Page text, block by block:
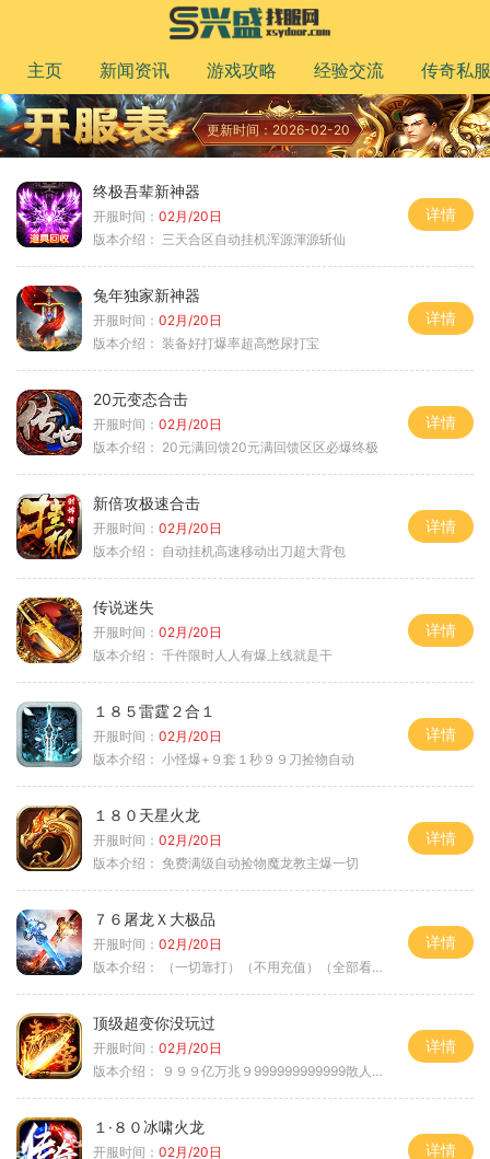
主页 新闻资讯 游戏攻略 经验交流 传奇私服
更新时间：2026-02-20
终极吾辈新神器
开服时间： 02月/20日
版本介绍： 三天合区自动挂机浑源渾源斩仙
详情
兔年独家新神器
开服时间： 02月/20日
版本介绍： 装备好打爆率超高憋尿打宝
详情
20元变态合击
开服时间： 02月/20日
版本介绍： 20元满回馈20元满回馈区区必爆终极
详情
新倍攻极速合击
开服时间： 02月/20日
版本介绍： 自动挂机高速移动出刀超大背包
详情
传说迷失
开服时间： 02月/20日
版本介绍： 千件限时人人有爆上线就是干
详情
１８５雷霆２合１
开服时间： 02月/20日
版本介绍： 小怪爆+９套１秒９９刀捡物自动
详情
１８０天星火龙
开服时间： 02月/20日
版本介绍： 免费满级自动捡物魔龙教主爆一切
详情
７６屠龙Ｘ大极品
开服时间： 02月/20日
版本介绍：
（一切靠打）（不用充值）（全部看脸）
详情
顶级超变你没玩过
开服时间： 02月/20日
版本介绍：
９９９亿万兆９999999999999散人逆袭
详情
１·８０冰啸火龙
开服时间： 02月/20日
详情